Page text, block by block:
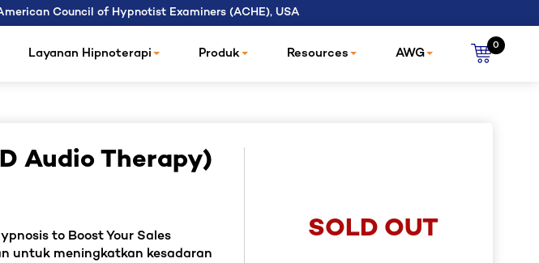
Council of Hypnotist Examiners (ACHE), USA
0
Layanan Hipnoterapi Produk Resources AWG
Audio Therapy)
to Boost Your Sales
untuk meningkatkan kesadaran
SOLD OUT